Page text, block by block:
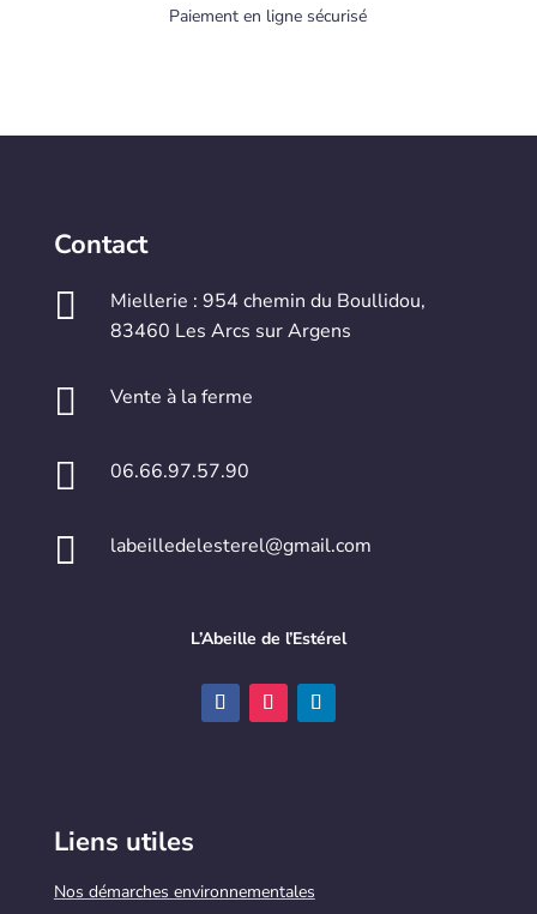
Paiement en ligne sécurisé
Contact

Miellerie : 954 chemin du Boullidou,
83460 Les Arcs sur Argens
 Vente à la ferme
 06.66.97.57.90
 labeilledelesterel@gmail.com
L’Abeille de l’Estérel
Liens utiles
Nos démarches environnementales